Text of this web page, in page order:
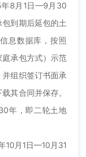
8月1日—9月30
到期后延包的土
息数据库，按照
庭承包方式）示范
组织签订书面承
其合同并保存。
年，即二轮土地
月1日—10月31